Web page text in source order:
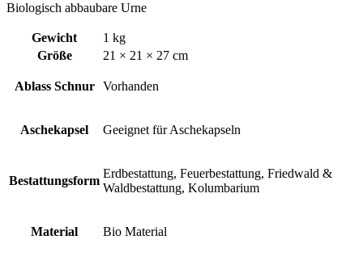
Biologisch abbaubare Urne
Gewicht
1 kg
Größe
21 × 21 × 27 cm
Ablass Schnur Vorhanden
Aschekapsel Geeignet für Aschekapseln
Bestattungsform
Erdbestattung, Feuerbestattung, Friedwald &
Waldbestattung, Kolumbarium
Material Bio Material